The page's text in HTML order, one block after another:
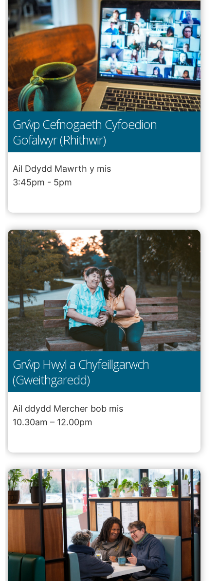
Grŵp Cefnogaeth Cyfoedion
Gofalwyr (Rhithwir)
Ail Ddydd Mawrth y mis
3:45pm - 5pm
Grŵp Hwyl a Chyfeillgarwch
(Gweithgaredd)
Ail ddydd Mercher bob mis
10.30am – 12.00pm